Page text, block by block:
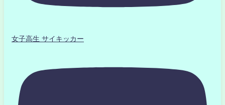
女子高生 サイキッカー